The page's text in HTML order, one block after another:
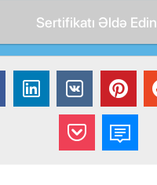
Sertifikatı Əldə Edin